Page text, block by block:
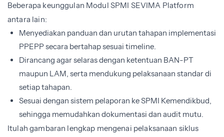
Beberapa keunggulan Modul SPMI SEVIMA Platform
antara lain:
Menyediakan panduan dan urutan tahapan implementasi
PPEPP secara bertahap sesuai timeline.
Dirancang agar selaras dengan ketentuan BAN-PT
maupun LAM, serta mendukung pelaksanaan standar di
setiap tahapan.
Sesuai dengan sistem pelaporan ke SPMI Kemendikbud,
sehingga memudahkan dokumentasi dan audit mutu.
Itulah gambaran lengkap mengenai pelaksanaan siklus